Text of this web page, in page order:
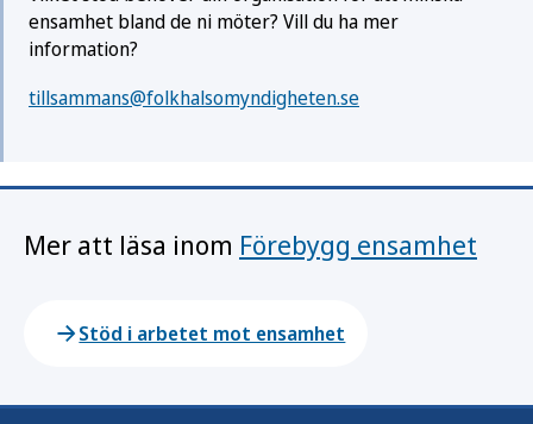
ensamhet bland de ni möter? Vill du ha mer
information?
tillsammans@folkhalsomyndigheten.se
Mer att läsa inom Förebygg ensamhet
Stöd i arbetet mot ensamhet